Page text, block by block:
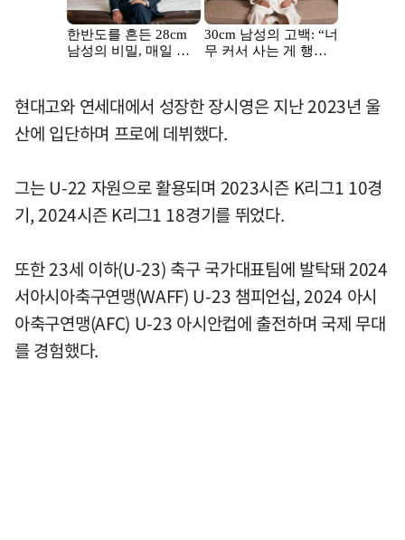
현대고와 연세대에서 성장한 장시영은 지난 2023년 울
산에 입단하며 프로에 데뷔했다.
그는 U-22 자원으로 활용되며 2023시즌 K리그1 10경
기, 2024시즌 K리그1 18경기를 뛰었다.
또한 23세 이하(U-23) 축구 국가대표팀에 발탁돼 2024
서아시아축구연맹(WAFF) U-23 챔피언십, 2024 아시
아축구연맹(AFC) U-23 아시안컵에 출전하며 국제 무대
를 경험했다.